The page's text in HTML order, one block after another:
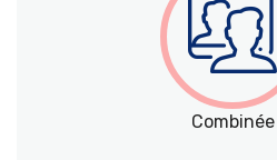
Combinée